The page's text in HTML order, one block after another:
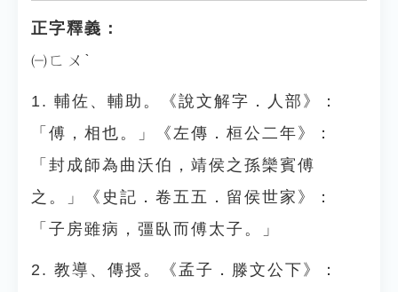
正字釋義：
㈠ㄈㄨˋ
1. 輔佐、輔助。《說文解字．人部》：
「傅，相也。」《左傳．桓公二年》：
「封成師為曲沃伯，靖侯之孫欒賓傅
之。」《史記．卷五五．留侯世家》：
「子房雖病，彊臥而傅太子。」
2. 教導、傳授。《孟子．滕文公下》：